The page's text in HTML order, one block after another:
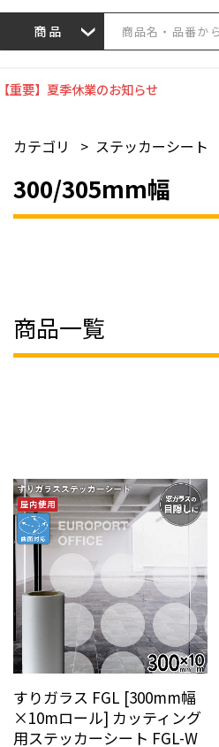
商品
【重要】夏季休業のお知らせ
カテゴリ > ステッカーシート
300/305mm幅
商品一覧
すりガラス FGL [300mm幅
×10mロール] カッティング
用ステッカーシート FGL-W